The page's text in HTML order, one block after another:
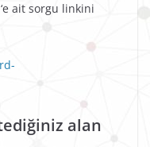
‘e ait sorgu linkini
alan